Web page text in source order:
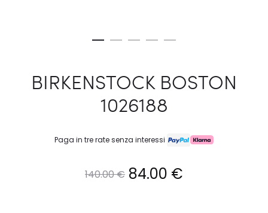
BIRKENSTOCK BOSTON
1026188
Paga in tre rate senza interessi
140.00€ Il
84.00 €